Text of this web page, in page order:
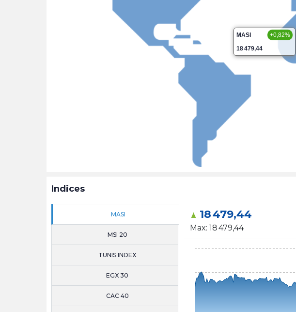
MASI
+0,82%
18 479,44
Indices
MASI
MSI 20
TUNIS INDEX
EGX 30
CAC 40
18 479,44
Max: 18 479,44